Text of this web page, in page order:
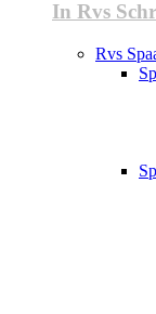
In Rvs
Rvs